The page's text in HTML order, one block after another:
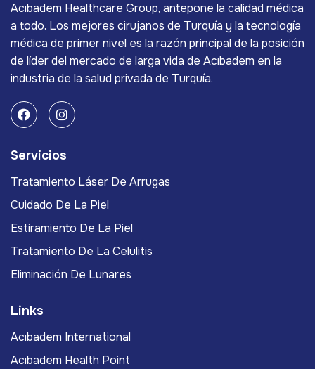
Acıbadem Healthcare Group, antepone la calidad médica
a todo. Los mejores cirujanos de Turquía y la tecnología
médica de primer nivel es la razón principal de la posición
de líder del mercado de larga vida de Acıbadem en la
industria de la salud privada de Turquía.
Servicios
Tratamiento Láser De Arrugas
Cuidado De La Piel
Estiramiento De La Piel
Tratamiento De La Celulitis
Eliminación De Lunares
Links
Acıbadem International
Acıbadem Health Point